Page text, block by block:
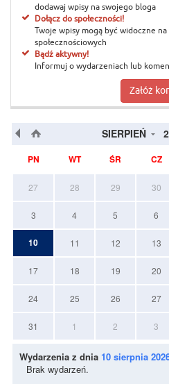
dodawaj wpisy na swojego bloga
Dołącz do społeczności!
Twoje wpisy mogą być widoczne
społecznościowych
Bądź aktywny!
Informuj o wydarzeniach lub
Załóż
SIERPIEŃ
PN WT ŚR CZ
27 28 29 30
3 4 5 6
10 11 12 13
17 18 19 20
24 25 26 27
31 1 2 3
Wydarzenia z dnia 10 sierpnia
Brak wydarzeń.